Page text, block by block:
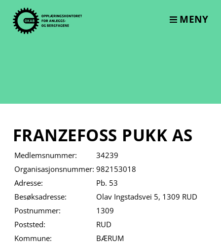
content
MENY
FRANZEFOSS PUKK AS
Medlemsnummer:
34239
Organisasjonsnummer: 982153018
Adresse:
Pb. 53
Besøksadresse:
Olav Ingstadsvei 5, 1309 RUD
Postnummer:
1309
Poststed:
RUD
Kommune:
BÆRUM